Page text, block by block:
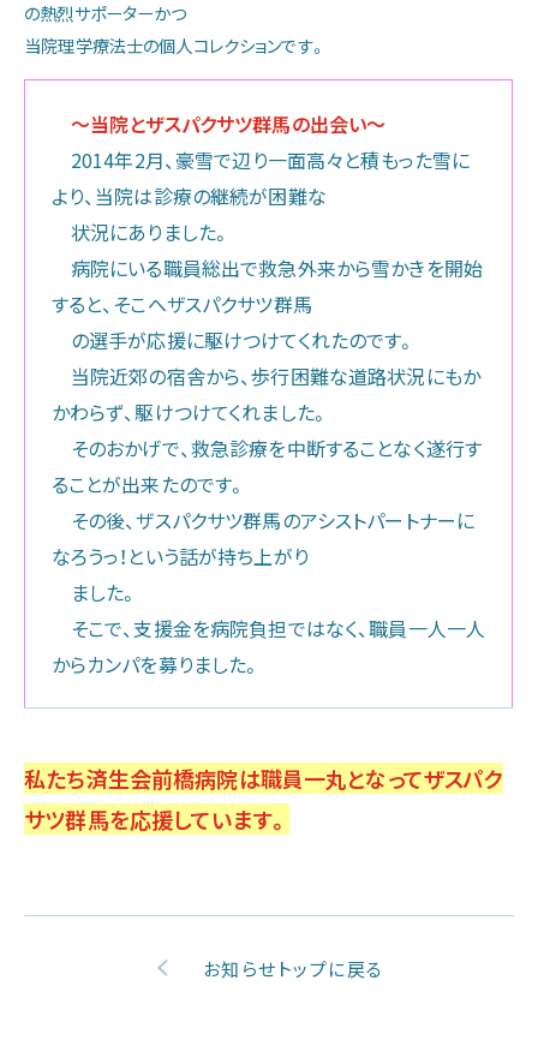
の熱烈サポーターかつ
当院理学療法士の個人コレクションです。
～当院とザスパクサツ群馬の出会い～
2014年2月、豪雪で辺り一面高々と積もった雪に
より、当院は診療の継続が困難な
状況にありました。
病院にいる職員総出で救急外来から雪かきを開始
すると、そこへザスパクサツ群馬
の選手が応援に駆けつけてくれたのです。
当院近郊の宿舎から、歩行困難な道路状況にもか
かわらず、駆けつけてくれました。
そのおかげで、救急診療を中断することなく遂行す
ることが出来たのです。
その後、ザスパクサツ群馬のアシストパートナーに
なろうっ！という話が持ち上がり
ました。
そこで、支援金を病院負担ではなく、職員一人一人
からカンパを募りました。
私たち済生会前橋病院は職員一丸となってザスパク
サツ群馬を応援しています。
お知らせトップに戻る